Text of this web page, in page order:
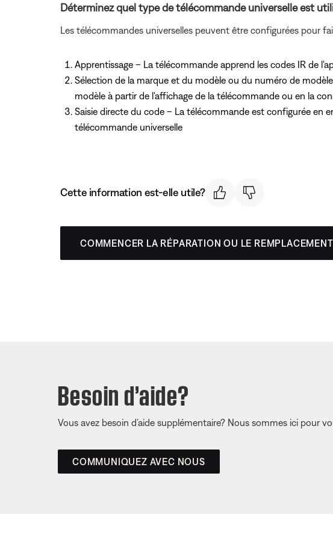
Déterminez quel type de télécommande universelle est
Les télécommandes universelles peuvent être configurées pour
Apprentissage – La télécommande apprend les codes IR de
Sélection de la marque et du modèle ou du numéro de
modèle à partir de l'affichage de la télécommande ou en la
Saisie directe du code – La télécommande est configurée en
télécommande universelle
Cette information est-elle utile?
COMMENCER LA RÉPARATION OU LE REMPLACEMENT
Besoin d’aide?
Vous avez besoin d’aide supplémentaire? Nous sommes ici pour
COMMUNIQUEZ AVEC NOUS